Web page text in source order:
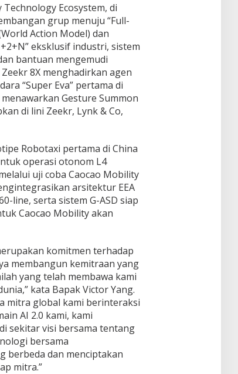
Ecosystem, di
grup menuju “Full-
Action Model) dan
eksklusif industri, sistem
bantuan mengemudi
8X menghadirkan agen
“Super Eva” pertama di
Gesture Summon
di lini Zeekr, Lynk & Co,
Robotaxi pertama di China
operasi otonom L4
uji coba Caocao Mobility
arsitektur EEA
line, serta sistem G-ASD siap
Caocao Mobility akan
komitmen terhadap
membangun kemitraan yang
yang telah membawa kami
kata Bapak Victor Yang.
mitra global kami berinteraksi
AI 2.0 kami, kami
sekitar visi bersama tentang
bersama
berbeda dan menciptakan
mitra.”